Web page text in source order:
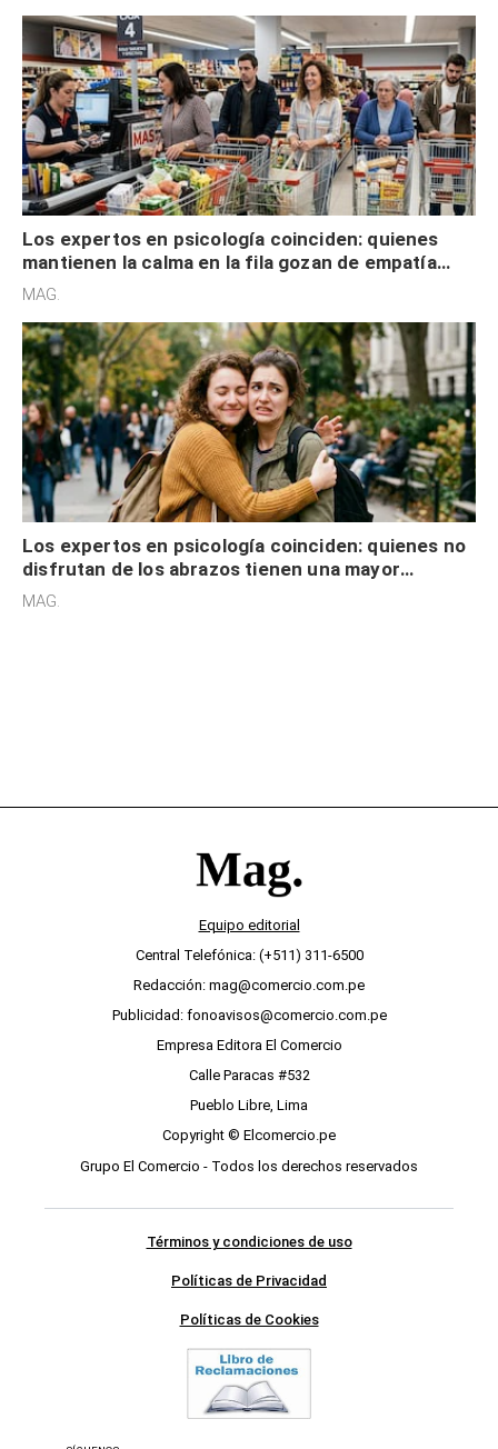
Los expertos en psicología coinciden: quienes
mantienen la calma en la fila gozan de empatía
cognitiva, gratitud y no solo tienen autocontrol
MAG.
Los expertos en psicología coinciden: quienes no
disfrutan de los abrazos tienen una mayor
sensibilidad a los estímulos físicos y no es por
MAG.
Equipo editorial
Central Telefónica: (+511) 311-6500
Redacción: mag@comercio.com.pe
Publicidad: fonoavisos@comercio.com.pe
Empresa Editora El Comercio
Calle Paracas #532
Pueblo Libre, Lima
Copyright © Elcomercio.pe
Grupo El Comercio - Todos los derechos reservados
Términos y condiciones de uso
Políticas de Privacidad
Políticas de Cookies